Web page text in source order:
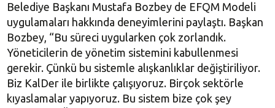
Belediye Başkanı Mustafa Bozbey de EFQM Modeli
uygulamaları hakkında deneyimlerini paylaştı. Başkan
Bozbey, “Bu süreci uygularken çok zorlandık.
Yöneticilerin de yönetim sistemini kabullenmesi
gerekir. Çünkü bu sistemle alışkanlıklar değiştiriliyor.
Biz KalDer ile birlikte çalışıyoruz. Birçok sektörle
kıyaslamalar yapıyoruz. Bu sistem bize çok şey